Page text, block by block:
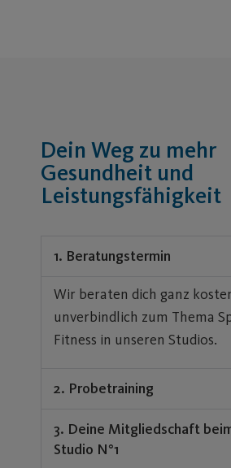
Dein Weg zu mehr
Gesundheit und
Leistungsfähigkeit
1. Beratungstermin
Wir beraten dich ganz
unverbindlich zum Thema
Fitness in unseren Studios.
2. Probetraining
3. Deine Mitgliedschaft
Studio N°1